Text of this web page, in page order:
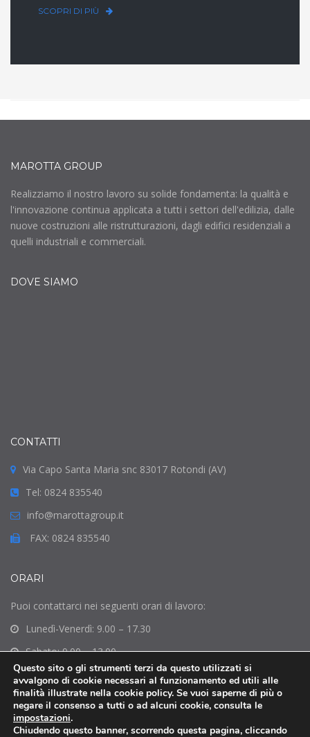
SCOPRI DI PIÙ
MAROTTA GROUP
Realizziamo il nostro lavoro su solide fondamenta: la qualità e
l'innovazione continua applicata a tutti i settori dell'edilizia, dalle
nuove costruzioni alle ristrutturazioni, dagli edifici residenziali a
quelli industriali e commerciali.
DOVE SIAMO
CONTATTI
Via Capo Santa Maria snc 83017 Rotondi (AV)
Tel: 0824 835540
info@marottagroup.it
FAX: 0824 835540
ORARI
Puoi contattarci nei seguenti orari di lavoro:
Lunedì-Venerdì: 9.00 – 17.30
Sabato: 9.00 – 13.00
Domenica: Chiuso
Questo sito o gli strumenti terzi da questo utilizzati si
avvalgono di cookie necessari al funzionamento ed utili alle
finalità illustrate nella cookie policy. Se vuoi saperne di più o
negare il consenso a tutti o ad alcuni cookie, consulta le
impostazioni.
Chiudendo questo banner, scorrendo questa pagina, cliccando